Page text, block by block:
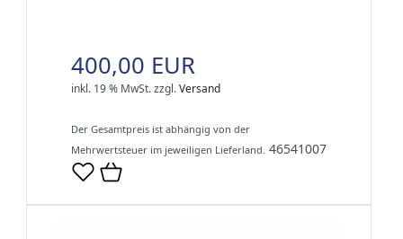
400,00 EUR
inkl. 19 % MwSt.zzgl.Versand
Der Gesamtpreis ist abhängig von der
Mehrwertsteuer im jeweiligen Lieferland. 46541007